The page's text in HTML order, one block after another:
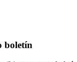
boletín